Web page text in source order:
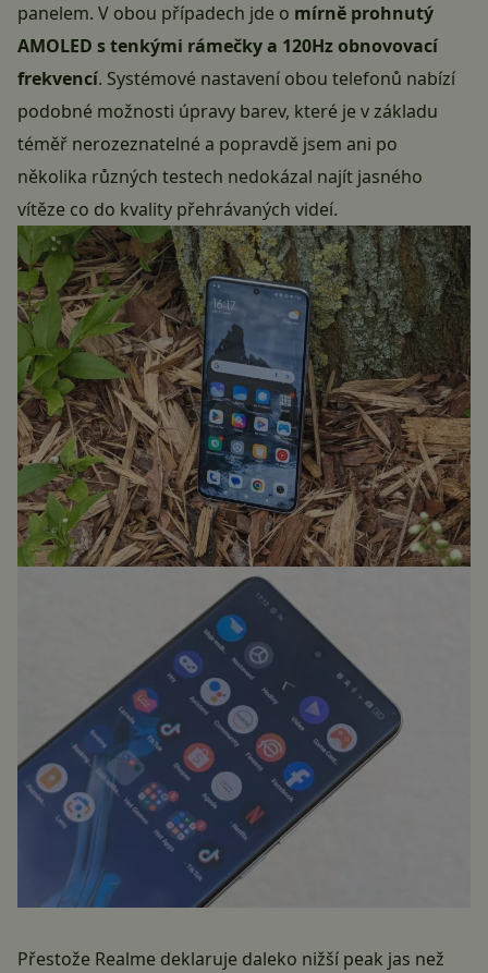
panelem. V obou případech jde o mírně prohnutý
AMOLED s tenkými rámečky a 120Hz obnovovací
frekvencí. Systémové nastavení obou telefonů nabízí
podobné možnosti úpravy barev, které je v základu
téměř nerozeznatelné a popravdě jsem ani po
několika různých testech nedokázal najít jasného
vítěze co do kvality přehrávaných videí.
Přestože Realme deklaruje daleko nižší peak jas než